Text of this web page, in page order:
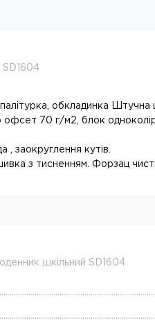
SD1604
обкладинка Штучна
офсет 70 г/м2, блок
кутів.
з тисненням. Форзац
шкільний SD1604